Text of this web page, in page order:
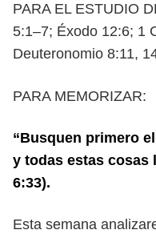
PARA EL ESTUDIO
5:1–7; Éxodo 12:6; 1
Deuteronomio 8:11,
PARA MEMORIZAR:
“Busquen primero
y todas estas cosas
6:33).
Esta semana